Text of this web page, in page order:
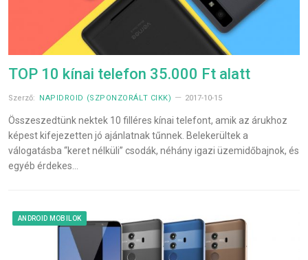
TOP 10 kínai telefon 35.000 Ft alatt
Szerző: NAPIDROID (SZPONZORÁLT CIKK) 2017-10-15
Összeszedtünk nektek 10 filléres kínai telefont, amik az árukhoz
képest kifejezetten jó ajánlatnak tűnnek. Belekerültek a
válogatásba “keret nélküli” csodák, néhány igazi üzemidőbajnok, és
egyéb érdekes…
ANDROID MOBILOK